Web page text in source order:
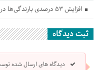
افزایش ۵۳ درصدی بارندگی‌ها در گلستان
ثبت دیدگاه
دیدگاه های ارسال شده